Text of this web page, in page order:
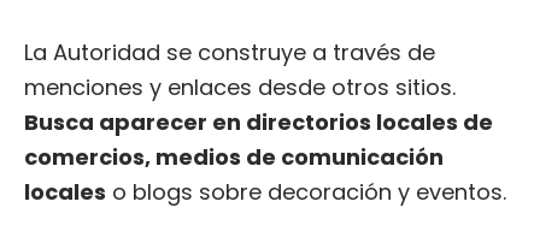
La Autoridad se construye a través de
menciones y enlaces desde otros sitios.
Busca aparecer en directorios locales de
comercios, medios de comunicación
locales o blogs sobre decoración y eventos.